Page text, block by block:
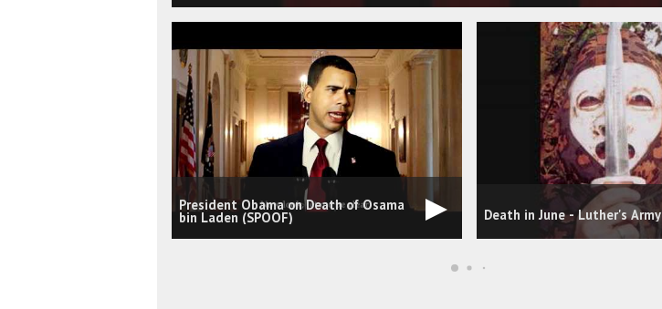
President Obama on Death of Osama
bin Laden (SPOOF) Death in June - Luther's Army